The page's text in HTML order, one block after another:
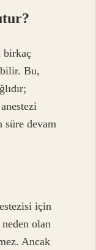
birkaç
Bu,
süre devam
için
olan
Ancak